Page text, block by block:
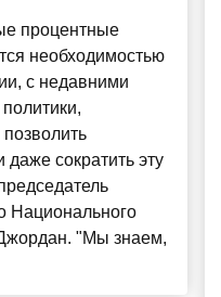
процентные
необходимостью
с недавними
даже сократить эту
Национального
"Мы знаем,